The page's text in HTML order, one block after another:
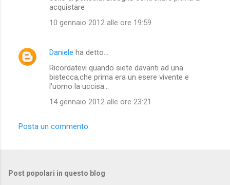
acquistare
10 gennaio 2012 alle ore 19:59
Daniele ha detto…
Ricordatevi quando siete davanti ad una
bistecca,che prima era un esere vivente e
l'uomo la uccisa...
14 gennaio 2012 alle ore 23:21
Posta un commento
Post popolari in questo blog